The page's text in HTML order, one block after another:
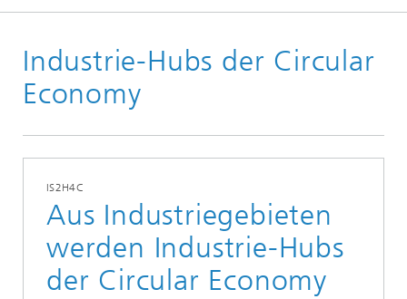
Presse
Industrie-Hubs der Circular
Economy
IS2H4C
Aus Industriegebieten
werden Industrie-Hubs
der Circular Economy